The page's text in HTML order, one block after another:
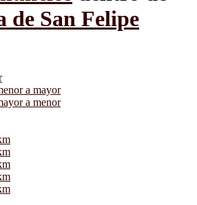
de San Felipe
a mayor
a menor